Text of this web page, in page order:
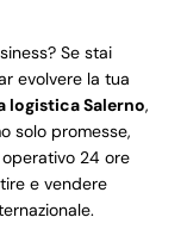
Se stai
evolvere la tua
logistica Salerno,
solo promesse,
24 ore
e vendere